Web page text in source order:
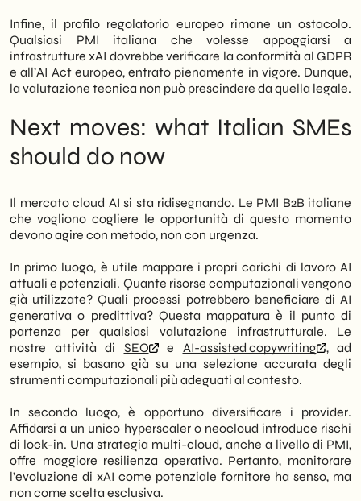
Infine, il profilo regolatorio europeo rimane un ostacolo.
Qualsiasi PMI italiana che volesse appoggiarsi a
infrastrutture xAI dovrebbe verificare la conformità al GDPR
e all’AI Act europeo, entrato pienamente in vigore. Dunque,
la valutazione tecnica non può prescindere da quella legale.
Next moves: what Italian SMEs
should do now
Il mercato cloud AI si sta ridisegnando. Le PMI B2B italiane
che vogliono cogliere le opportunità di questo momento
devono agire con metodo, non con urgenza.
In primo luogo, è utile mappare i propri carichi di lavoro AI
attuali e potenziali. Quante risorse computazionali vengono
già utilizzate? Quali processi potrebbero beneficiare di AI
generativa o predittiva? Questa mappatura è il punto di
partenza per qualsiasi valutazione infrastrutturale. Le
nostre attività di SEO e AI-assisted copywriting
, ad
esempio, si basano già su una selezione accurata degli
strumenti computazionali più adeguati al contesto.
In secondo luogo, è opportuno diversificare i provider.
Affidarsi a un unico hyperscaler o neocloud introduce rischi
di lock-in. Una strategia multi-cloud, anche a livello di PMI,
offre maggiore resilienza operativa. Pertanto, monitorare
l’evoluzione di xAI come potenziale fornitore ha senso, ma
non come scelta esclusiva.